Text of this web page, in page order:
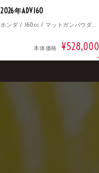
2026年ADV160
ホンダ / 160cc / マットガンパウダーブラックメタリック
本体価格 ¥528,000